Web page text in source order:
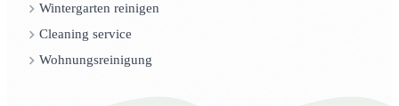
Wintergarten reinigen
Cleaning service
Wohnungsreinigung